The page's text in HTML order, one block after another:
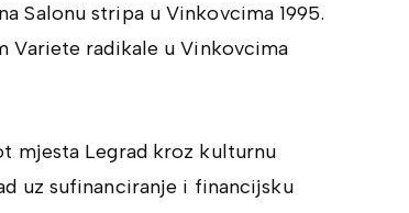
Salonu stripa u Vinkovcima 1995.
Variete radikale u Vinkovcima
mjesta Legrad kroz kulturnu
uz sufinanciranje i financijsku